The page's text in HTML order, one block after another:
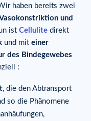
haben bereits zwei
und
ist Cellulite direkt
und mit einer
des Bindegewebes
:
, die den Abtransport
so die Phänomene